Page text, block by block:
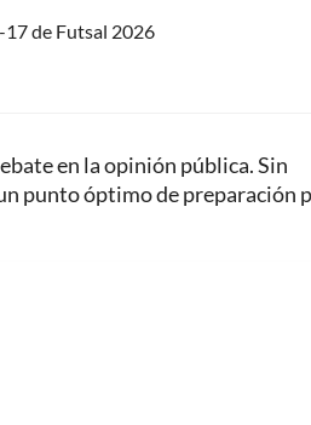
17 de Futsal 2026
en la opinión pública. Sin
punto óptimo de preparación